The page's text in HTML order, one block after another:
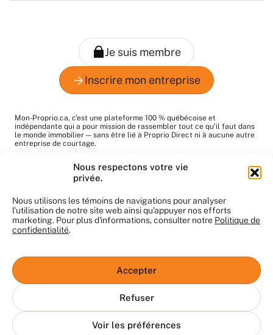
Nous respectons votre vie
privée.
Nous utilisons les témoins de navigations pour analyser
l'utilisation de notre site web ainsi qu'appuyer nos efforts
marketing. Pour plus d'informations, consulter notre Politique de
confidentialité.
Accepter
Refuser
Voir les préférences
Mon-Proprio.ca, c’est une plateforme 100 % québécoise et
indépendante qui a pour mission de rassembler tout ce qu’il faut dans
le monde immobilier — sans être lié à Proprio Direct ni à aucune autre
entreprise de courtage.
but : vous aider à trouver les bons pros au bon moment!
notre autorisation. Merci de respecter notre travail.
© Mon-Proprio.ca 2025. Tous droits réservés
Clause de non-responsabilité
Confidentialité
La plateforme Mon-proprio.ca est exploitée sans aucune
association avec une agence immobilière, et la participation des
membres est entièrement volontaire.